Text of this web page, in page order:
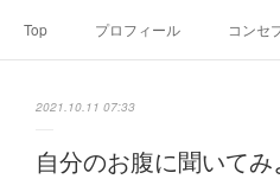
Top プロフィール コンセ
2021.10.11 07:33
自分のお腹に聞いてみ